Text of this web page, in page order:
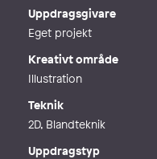
Uppdragsgivare
Eget projekt
Kreativt område
Illustration
Teknik
2D, Blandteknik
Uppdragstyp